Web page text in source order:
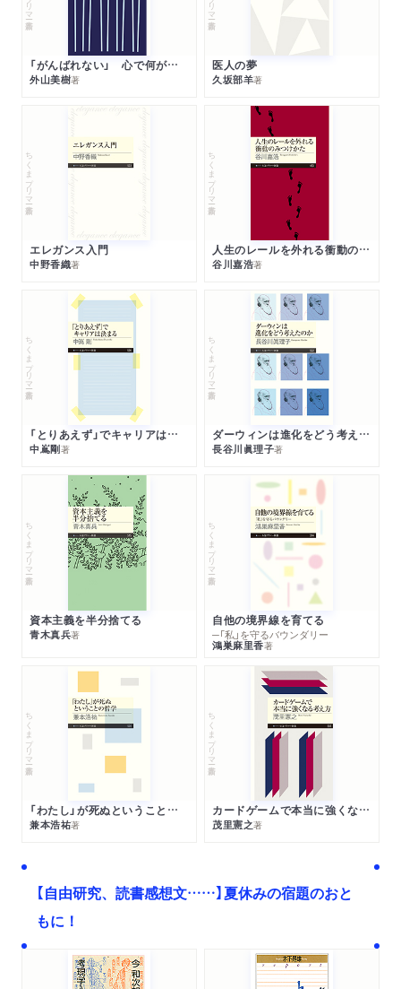
国会で驚いた「ヤジ」の存在
国会議員にとって「政党」とは？
自民党に入って気づいたこと
第４章 国会がない期間の過ごし方は？
国会がない期間の過ごし方
海外視察に行こう！
視察初日：ＮＹの美術館に学ぶ「生成ＡＩ」との付き合い方
視察二日目：「世界を代表するエンタメ企業」へ
視察三日目：日本の留学生が減っている理由
視察四日目：アメリカはゲームアーカイブ施設も巨大
視察五日目：「生成ＡＩ」に対するクリエイターたちの本音
視察七日目：ＮＡＳＡから学ぶ「不屈の精神」
国内での視察も超重要！
国内視察①：国立映画アーカイブでフィルムが廃棄?
国内視察②：那珂研究所で核融合実験を見学
国内視察③：ＪＡＸＡで学んで国会に活かす！
マンガ外交で世界平和を目指して
「がんばれない」 心で何が起きているか
外山美樹著
医人の夢
久坂部羊著
ちくまプリマー新書
エレガンス入門
中野香織著
ちくまプリマー新書
人生のレールを外れる衝動のみつけかた
谷川嘉浩著
ちくまプリマー新書
「とりあえず」でキャリアは決まる
中嶌剛著
ちくまプリマー新書
ダーウィンは進化をどう考えたのか
長谷川眞理子著
ちくまプリマー新書
資本主義を半分捨てる
青木真兵著
ちくまプリマー新書
自他の境界線を育てる
─「私」を守るバウンダリー
鴻巣麻里香著
ちくまプリマー新書
「わたし」が死ぬということの哲学
兼本浩祐著
ちくまプリマー新書
カードゲームで本当に強くなる考え方
茂里憲之著
【自由研究、読書感想文……】夏休みの宿題のおと
もに！